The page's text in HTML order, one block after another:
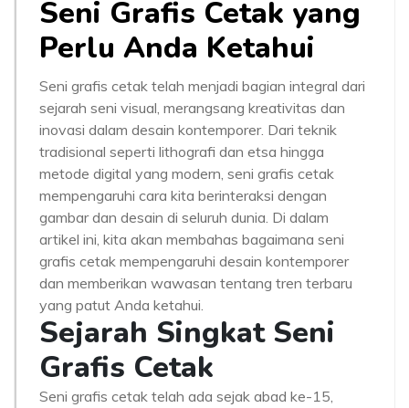
Seni Grafis Cetak yang
Perlu Anda Ketahui
Seni grafis cetak telah menjadi bagian integral dari
sejarah seni visual, merangsang kreativitas dan
inovasi dalam desain kontemporer. Dari teknik
tradisional seperti lithografi dan etsa hingga
metode digital yang modern, seni grafis cetak
mempengaruhi cara kita berinteraksi dengan
gambar dan desain di seluruh dunia. Di dalam
artikel ini, kita akan membahas bagaimana seni
grafis cetak mempengaruhi desain kontemporer
dan memberikan wawasan tentang tren terbaru
yang patut Anda ketahui.
Sejarah Singkat Seni
Grafis Cetak
Seni grafis cetak telah ada sejak abad ke-15,